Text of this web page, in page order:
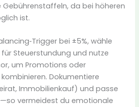
Gebührenstaffeln, da bei höheren
ist.
bei ±5%, wähle
für Steuerstundung und nutze
um Promotions oder
Dokumentiere
Immobilienkauf) und passe
vermeidest du emotionale